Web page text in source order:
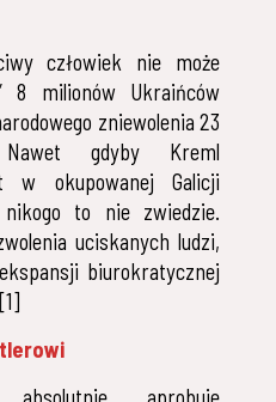
człowiek nie może
8 milionów Ukraińców
zniewolenia 23
gdyby Kreml
w okupowanej Galicji
nikogo to nie zwiedzie.
uciskanych ludzi,
biurokratycznej